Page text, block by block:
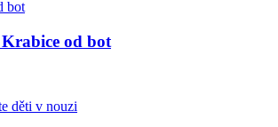
od bot
děti v nouzi